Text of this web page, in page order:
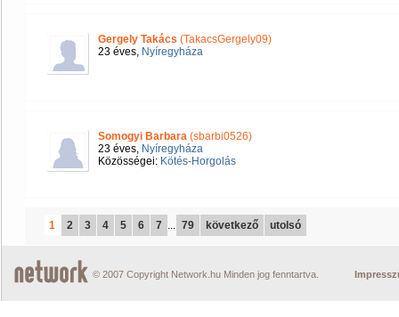
Gergely Takács (TakacsGergely09)
23 éves, Nyíregyháza
Somogyi Barbara (sbarbi0526)
23 éves, Nyíregyháza
Közösségei: Kötés-Horgolás
1 2 3 4 5 6 7 ... 79 következő utolsó
© 2007 Copyright Network.hu Minden jog fenntartva.